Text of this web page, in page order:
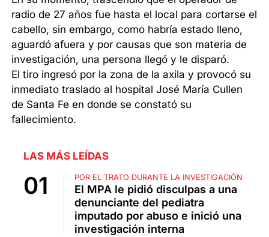
radio de 27 años fue hasta el local para cortarse el
cabello, sin embargo, como habría estado lleno,
aguardó afuera y por causas que son materia de
investigación, una persona llegó y le disparó.
El tiro ingresó por la zona de la axila y provocó su
inmediato traslado al hospital José María Cullen
de Santa Fe en donde se constató su
fallecimiento.
LAS MÁS LEÍDAS
POR EL TRATO DURANTE LA INVESTIGACIÓN
El MPA le pidió disculpas a una
denunciante del pediatra
imputado por abuso e inició una
investigación interna